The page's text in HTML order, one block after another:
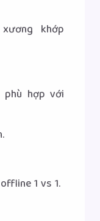
khớp
phù hợp với
1 vs 1.